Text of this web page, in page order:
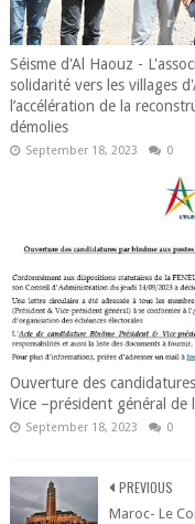
Séisme d'Al Haouz -
solidarité vers les villages
l’accélération de la
démolies
September 18, 2023 0
Ouverture des
Vice –président général de
September 18, 2023 0
PREVIOUS
Maroc- Le